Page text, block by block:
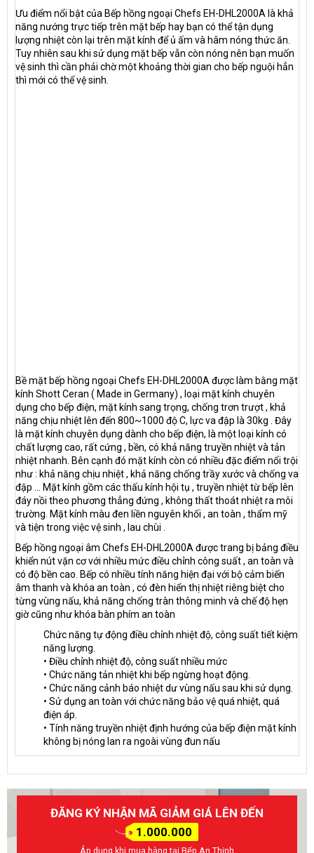
Ưu điểm nổi bật của Bếp hồng ngoại Chefs EH-DHL2000A là khả
năng nướng trực tiếp trên mặt bếp hay bạn có thể tận dụng
lượng nhiệt còn lại trên mặt kính để ủ ấm và hâm nóng thức ăn.
Tuy nhiên sau khi sử dụng mặt bếp vẫn còn nóng nên bạn muốn
vệ sinh thì cần phải chờ một khoảng thời gian cho bếp nguội hẳn
thì mới có thể vệ sinh.
Bề mặt bếp hồng ngoại Chefs EH-DHL2000A được làm bằng mặt
kính Shott Ceran ( Made in Germany) , loại mặt kính chuyên
dụng cho bếp điện, mặt kính sang trọng, chống trơn trượt , khả
năng chịu nhiệt lên đến 800~1000 độ C, lực va đập là 30kg . Đây
là mặt kính chuyên dụng dành cho bếp điện, là một loại kính có
chất lượng cao, rất cứng , bền, có khả năng truyền nhiệt và tản
nhiệt nhanh. Bên cạnh đó mặt kính còn có nhiều đặc điểm nổi trội
như : khả năng chịu nhiệt , khả năng chống trầy xước và chống va
đập ... Mặt kính gồm các thấu kính hội tụ , truyền nhiệt từ bếp lên
đáy nồi theo phương thẳng đứng , không thất thoát nhiệt ra môi
trường. Mặt kính màu đen liền nguyên khối , an toàn , thẩm mỹ
và tiện trong việc vệ sinh , lau chùi .
Bếp hồng ngoại âm Chefs EH-DHL2000A được trang bị bảng điều
khiển nút vặn cơ với nhiều mức điều chỉnh công suất , an toàn và
có độ bền cao. Bếp có nhiều tính năng hiện đại với bộ cảm biến
âm thanh và khóa an toàn , có đèn hiển thị nhiệt riêng biệt cho
từng vùng nấu, khả năng chống tràn thông minh và chế độ hẹn
giờ cũng như khóa bàn phím an toàn
Chức năng tự động điều chỉnh nhiệt độ, công suất tiết kiệm
năng lượng.
• Điều chỉnh nhiệt độ, công suất nhiều mức
• Chức năng tản nhiệt khi bếp ngừng hoạt động.
• Chức năng cảnh báo nhiệt dư vùng nấu sau khi sử dụng.
• Sử dụng an toàn với chức năng bảo vệ quá nhiệt, quá
điện áp.
• Tính năng truyền nhiệt định hướng của bếp điện mặt kính
không bị nóng lan ra ngoài vùng đun nấu
ĐĂNG KÝ NHẬN MÃ GIẢM GIÁ LÊN ĐẾN
1.000.000
Áp dụng khi mua hàng tại Bếp An Thịnh